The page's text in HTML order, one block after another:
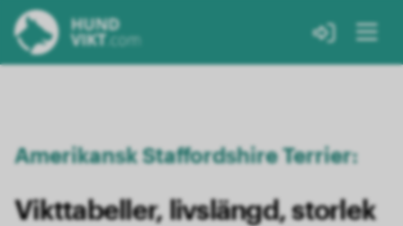
Amerikansk Staffordshire Terrier:
Vikttabeller, livslängd, storlek